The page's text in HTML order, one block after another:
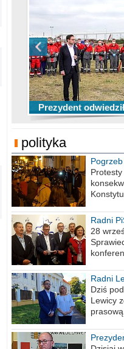
Prezydent
TOP 10
w EBL w sezonie
TOP 5 rzutów
w sezonie 2019/2020
polityka
biurem
Radni
miasta
28
Radni
Dziś
Lewicy